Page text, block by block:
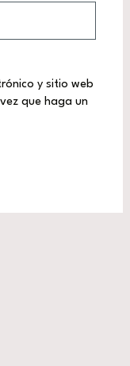
y sitio web
que haga un